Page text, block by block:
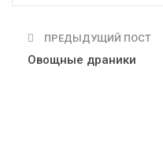
ПРЕДЫДУЩИЙ ПОСТ
Овощные драники